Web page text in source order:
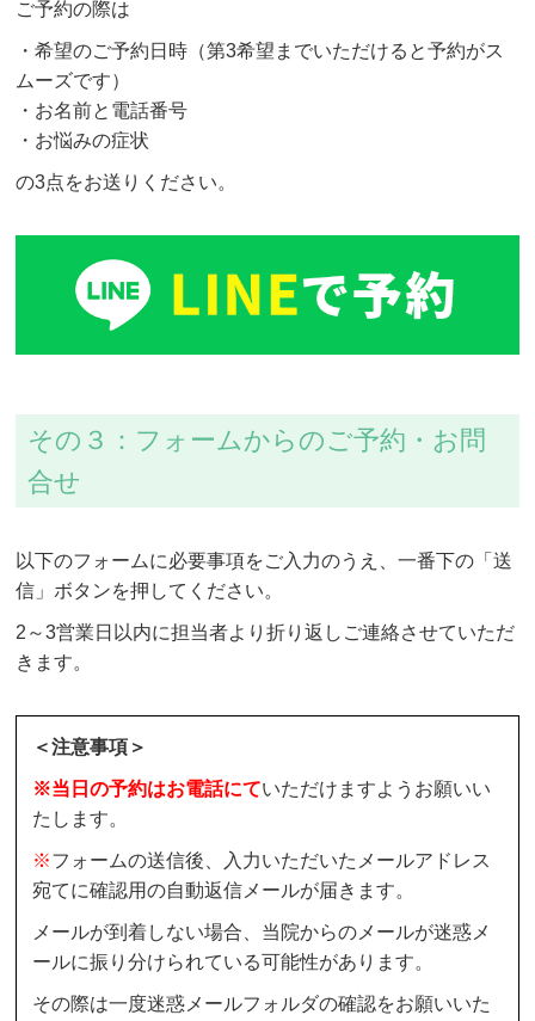
ご予約の際は
・希望のご予約日時（第3希望までいただけると予約がス
ムーズです）
・お名前と電話番号
・お悩みの症状
の3点をお送りください。
その３：フォームからのご予約・お問
合せ
以下のフォームに必要事項をご入力のうえ、一番下の「送
信」ボタンを押してください。
2～3営業日以内に担当者より折り返しご連絡させていただ
きます。
＜注意事項＞
※当日の予約はお電話にていただけますようお願いい
たします。
※フォームの送信後、入力いただいたメールアドレス
宛てに確認用の自動返信メールが届きます。
メールが到着しない場合、当院からのメールが迷惑メ
ールに振り分けられている可能性があります。
その際は一度迷惑メールフォルダの確認をお願いいた